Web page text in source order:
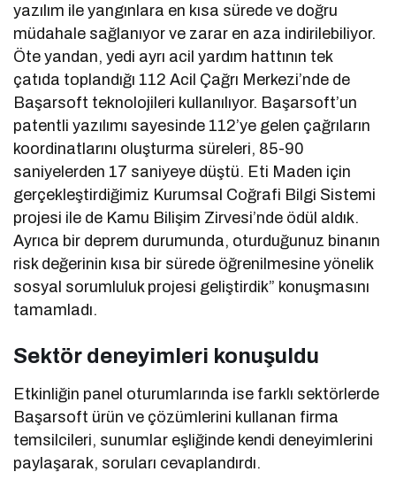
yazılım ile yangınlara en kısa sürede ve doğru
müdahale sağlanıyor ve zarar en aza indirilebiliyor.
Öte yandan, yedi ayrı acil yardım hattının tek
çatıda toplandığı 112 Acil Çağrı Merkezi’nde de
Başarsoft teknolojileri kullanılıyor. Başarsoft’un
patentli yazılımı sayesinde 112’ye gelen çağrıların
koordinatlarını oluşturma süreleri, 85-90
saniyelerden 17 saniyeye düştü. Eti Maden için
gerçekleştirdiğimiz Kurumsal Coğrafi Bilgi Sistemi
projesi ile de Kamu Bilişim Zirvesi’nde ödül aldık.
Ayrıca bir deprem durumunda, oturduğunuz binanın
risk değerinin kısa bir sürede öğrenilmesine yönelik
sosyal sorumluluk projesi geliştirdik” konuşmasını
tamamladı.
Sektör deneyimleri konuşuldu
Etkinliğin panel oturumlarında ise farklı sektörlerde
Başarsoft ürün ve çözümlerini kullanan firma
temsilcileri, sunumlar eşliğinde kendi deneyimlerini
paylaşarak, soruları cevaplandırdı.